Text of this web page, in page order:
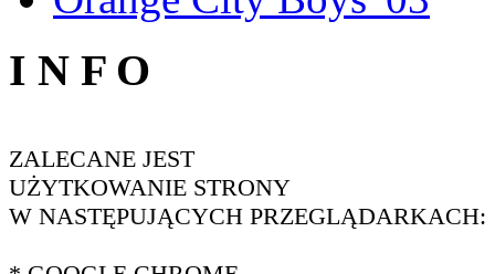
I N F O
ZALECANE JEST
UŻYTKOWANIE STRONY
W NASTĘPUJĄCYCH PRZEGLĄDARKACH: